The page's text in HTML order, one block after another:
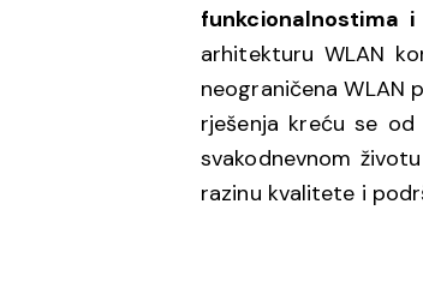
funkcionalnostima
arhitekturu WLAN
neograničena WLAN
rješenja kreću se
svakodnevnom
razinu kvalitete i